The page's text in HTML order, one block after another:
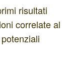
risultati
correlate al